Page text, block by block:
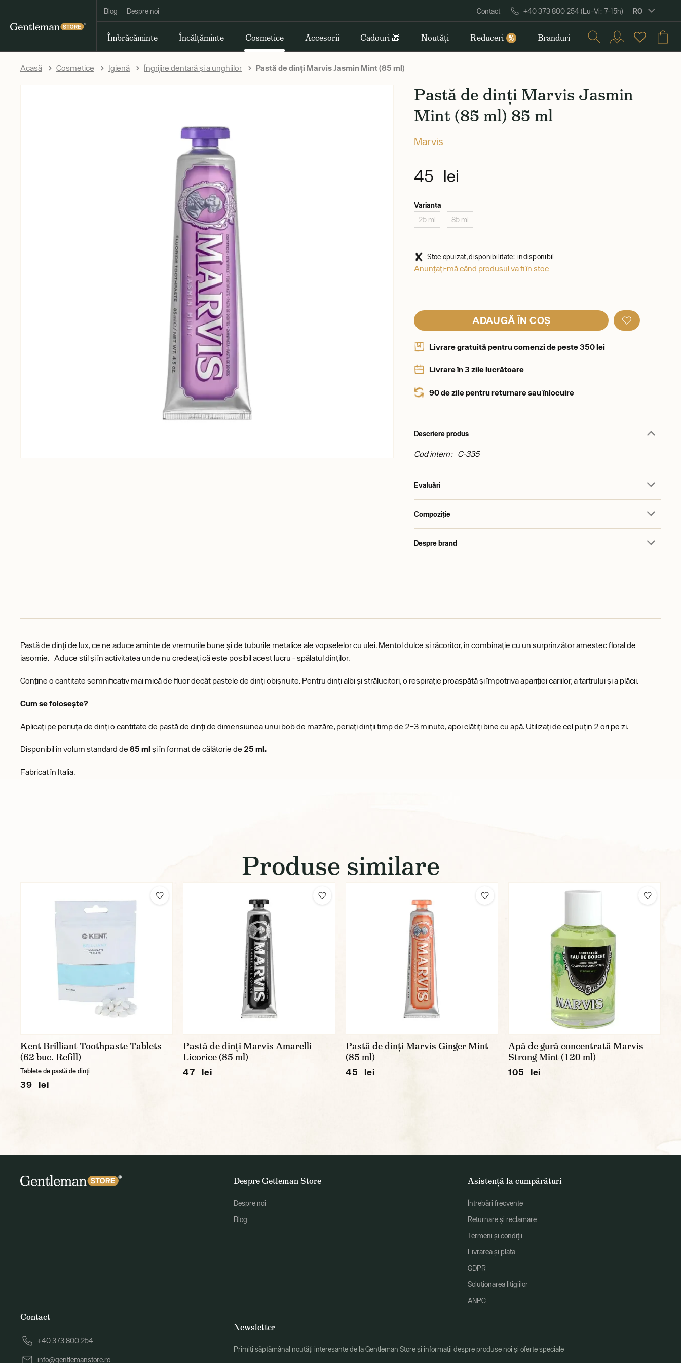
Blog Despre noi Contact +40 373 800 254 (Lu–Vi: 7–15h) RO
Îmbrăcăminte Încălțăminte Cosmetice Accesorii Cadouri 🎁 Noutăți Reduceri % Branduri
Acasă Cosmetice Igienă Îngrijire dentară și a unghiilor Pastă de dinți Marvis Jasmin Mint (85 ml)
Pastă de dinți Marvis Jasmin
Mint (85 ml) 85 ml
Marvis
45 lei
Varianta
25 ml 85 ml
Stoc epuizat, disponibilitate: indisponibil
Anunțați-mă când produsul va fi în stoc
ADAUGĂ ÎN COȘ
Livrare gratuită pentru comenzi de peste 350 lei
Livrare în 3 zile lucrătoare
90 de zile pentru returnare sau înlocuire
Descriere produs
Cod intern: C-335
Evaluări
Compoziție
Despre brand
Pastă de dinți de lux, ce ne aduce aminte de vremurile bune și de tuburile metalice ale vopselelor cu ulei. Mentol dulce și răcoritor, în combinație cu un surprinzător amestec floral de
iasomie. Aduce stil și în activitatea unde nu credeați că este posibil acest lucru - spălatul dinților.
Conține o cantitate semnificativ mai mică de fluor decât pastele de dinți obișnuite. Pentru dinți albi și strălucitori, o respirație proaspătă și împotriva apariției cariilor, a tartrului și a plăcii.
Cum se folosește?
Aplicați pe periuța de dinți o cantitate de pastă de dinți de dimensiunea unui bob de mazăre, periați dinții timp de 2–3 minute, apoi clătiți bine cu apă. Utilizați de cel puțin 2 ori pe zi.
Disponibil în volum standard de 85 ml și în format de călătorie de 25 ml.
Fabricat în Italia.
Produse similare
Kent Brilliant Toothpaste Tablets
(62 buc. Refill)
Tablete de pastă de dinți
39 lei
Pastă de dinți Marvis Amarelli
Licorice (85 ml)
47 lei
Pastă de dinți Marvis Ginger Mint
(85 ml)
45 lei
Apă de gură concentrată Marvis
Strong Mint (120 ml)
105 lei
Despre Getleman Store
Despre noi
Blog
Asistență la cumpărături
Întrebări frecvente
Returnare și reclamare
Termeni și condiții
Livrarea și plata
GDPR
Soluționarea litigiilor
ANPC
Newsletter
Primiți săptămânal noutăți interesante de la Gentleman Store și informații despre produse noi și oferte speciale
Contact
+40 373 800 254
info@gentlemanstore.ro